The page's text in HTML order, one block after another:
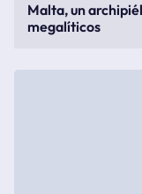
Malta, un
megalíticos